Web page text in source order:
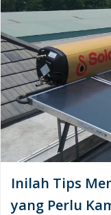
Inilah Tips
yang Perlu